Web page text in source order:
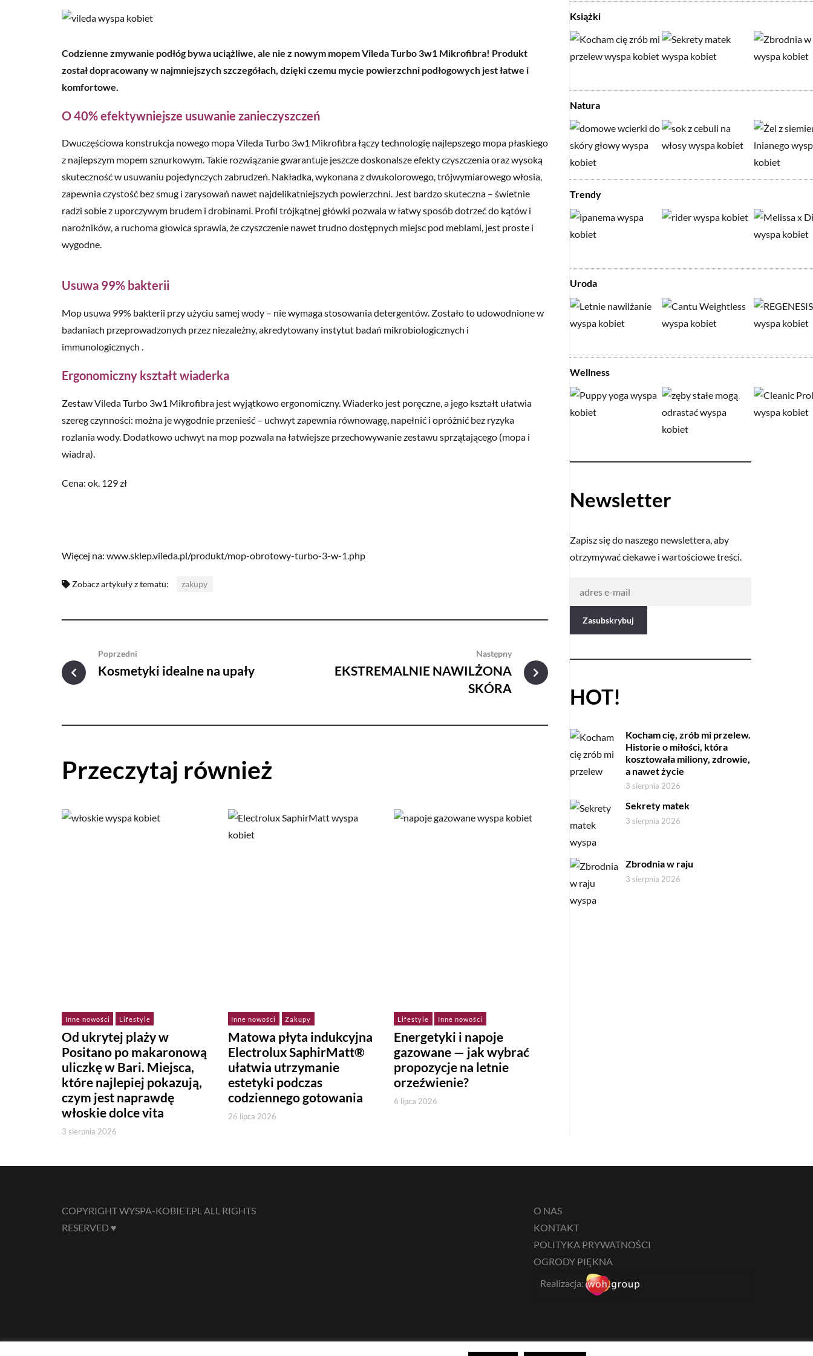
Codzienne zmywanie podłóg bywa uciążliwe, ale nie z nowym mopem Vileda Turbo 3w1 Mikrofibra! Produkt
został dopracowany w najmniejszych szczegółach, dzięki czemu mycie powierzchni podłogowych jest łatwe i
komfortowe.
O 40% efektywniejsze usuwanie zanieczyszczeń
Dwuczęściowa konstrukcja nowego mopa Vileda Turbo 3w1 Mikrofibra łączy technologię najlepszego mopa płaskiego
z najlepszym mopem sznurkowym. Takie rozwiązanie gwarantuje jeszcze doskonalsze efekty czyszczenia oraz wysoką
skuteczność w usuwaniu pojedynczych zabrudzeń. Nakładka, wykonana z dwukolorowego, trójwymiarowego włosia,
zapewnia czystość bez smug i zarysowań nawet najdelikatniejszych powierzchni. Jest bardzo skuteczna – świetnie
radzi sobie z uporczywym brudem i drobinami. Profil trójkątnej główki pozwala w łatwy sposób dotrzeć do kątów i
narożników, a ruchoma głowica sprawia, że czyszczenie nawet trudno dostępnych miejsc pod meblami, jest proste i
wygodne.
Usuwa 99% bakterii
Mop usuwa 99% bakterii przy użyciu samej wody – nie wymaga stosowania detergentów. Zostało to udowodnione w
badaniach przeprowadzonych przez niezależny, akredytowany instytut badań mikrobiologicznych i
immunologicznych .
Ergonomiczny kształt wiaderka
Zestaw Vileda Turbo 3w1 Mikrofibra jest wyjątkowo ergonomiczny. Wiaderko jest poręczne, a jego kształt ułatwia
szereg czynności: można je wygodnie przenieść – uchwyt zapewnia równowagę, napełnić i opróżnić bez ryzyka
rozlania wody. Dodatkowo uchwyt na mop pozwala na łatwiejsze przechowywanie zestawu sprzątającego (mopa i
wiadra).
Cena: ok. 129 zł
Więcej na: www.sklep.vileda.pl/produkt/mop-obrotowy-turbo-3-w-1.php
Zobacz artykuły z tematu: zakupy
Poprzedni
Kosmetyki idealne na upały
Następny
EKSTREMALNIE NAWILŻONA
SKÓRA
Przeczytaj również
Inne nowości Lifestyle
Od ukrytej plaży w
Positano po makaronową
uliczkę w Bari. Miejsca,
które najlepiej pokazują,
czym jest naprawdę
włoskie dolce vita
3 sierpnia 2026
Inne nowości Zakupy
Matowa płyta indukcyjna
Electrolux SaphirMatt®
ułatwia utrzymanie
estetyki podczas
codziennego gotowania
26 lipca 2026
Lifestyle Inne nowości
Energetyki i napoje
gazowane — jak wybrać
propozycje na letnie
orzeźwienie?
6 lipca 2026
Książki
Natura
Trendy
Uroda
Wellness
Newsletter
Zapisz się do naszego newslettera, aby
otrzymywać ciekawe i wartościowe treści.
HOT!
Kocham cię, zrób mi przelew.
Historie o miłości, która
kosztowała miliony, zdrowie,
a nawet życie
3 sierpnia 2026
Sekrety matek
3 sierpnia 2026
Zbrodnia w raju
3 sierpnia 2026
COPYRIGHT WYSPA-KOBIET.PL ALL RIGHTS
RESERVED ♥
O NAS
KONTAKT
POLITYKA PRYWATNOŚCI
OGRODY PIĘKNA
Realizacja: